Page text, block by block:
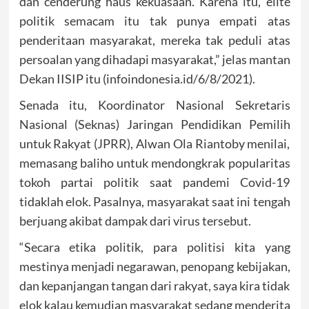
politik semacam itu tak punya empati atas
penderitaan masyarakat, mereka tak peduli atas
persoalan yang dihadapi masyarakat,” jelas mantan
Dekan IISIP itu (infoindonesia.id/6/8/2021).
Senada itu, Koordinator Nasional Sekretaris
Nasional (Seknas) Jaringan Pendidikan Pemilih
untuk Rakyat (JPRR), Alwan Ola Riantoby menilai,
memasang baliho untuk mendongkrak popularitas
tokoh partai politik saat pandemi Covid-19
tidaklah elok. Pasalnya, masyarakat saat ini tengah
berjuang akibat dampak dari virus tersebut.
“Secara etika politik, para politisi kita yang
mestinya menjadi negarawan, penopang kebijakan,
dan kepanjangan tangan dari rakyat, saya kira tidak
elok kalau kemudian masyarakat sedang menderita